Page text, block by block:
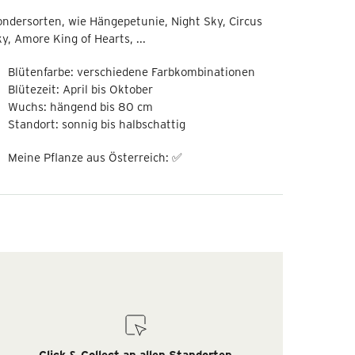
wie Hängepetunie, Night Sky, Circus
Amore King of Hearts, ...
Blütenfarbe: verschiedene Farbkombinationen
Blütezeit: April bis Oktober
Wuchs: hängend bis 80 cm
Standort: sonnig bis halbschattig
Meine Pflanze aus Österreich: ✅